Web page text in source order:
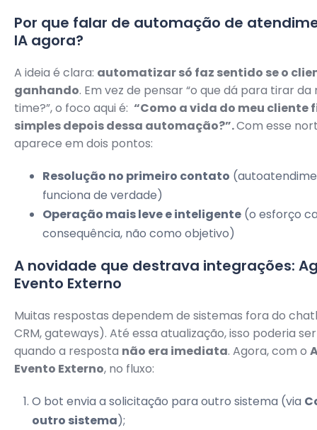
Por que falar de automação de
IA agora?
A ideia é clara: automatizar só faz sentido se o
ganhando. Em vez de pensar “o que dá para tirar da
time?”, o foco aqui é: “Como a vida do meu cliente
simples depois dessa automação?”.Com esse
aparece em dois pontos:
Resolução no primeiro contato
funciona de verdade)
Operação mais leve e inteligente (o esforço
consequência, não como objetivo)
A novidade que destrava integrações:
Evento Externo
Muitas respostas dependem de sistemas fora do
CRM, gateways). Até essa atualização, isso poderia
quando a resposta não era imediata. Agora, com o
Evento Externo, no fluxo:
O bot envia a solicitação para outro sistema (via
outro sistema);